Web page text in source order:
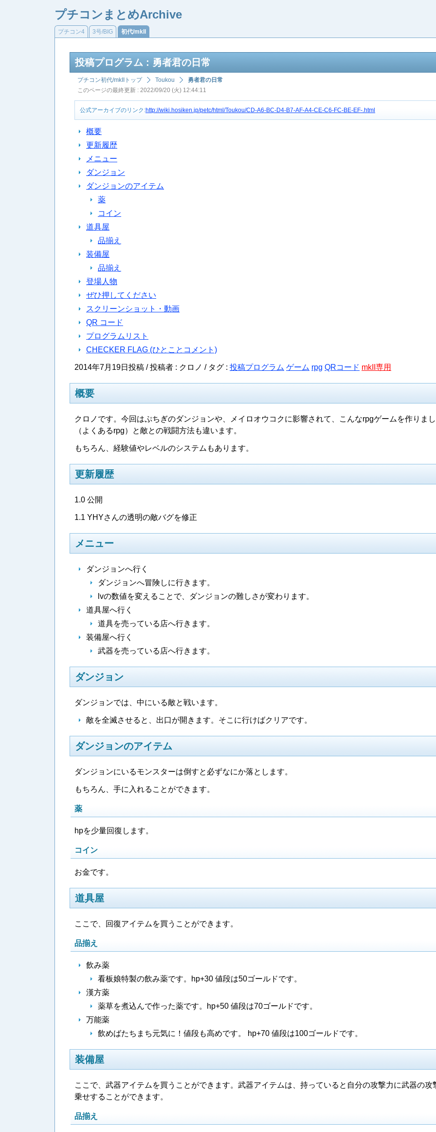
プチコンまとめArchive
プチコン4 3号/BIG 初代/mkII
投稿プログラム : 勇者君の日常
プチコン初代/mkIIトップ Toukou
勇者君の日常
このページの最終更新 : 2022/09/20 (火) 12:44:11
公式アーカイブのリンク:http://wiki.hosiken.jp/petc/html/Toukou/CD-A6-BC-D4-B7-AF-A4-CE-C6-FC-BE-EF-.html
概要
更新履歴
メニュー
ダンジョン
ダンジョンのアイテム
薬
コイン
道具屋
品揃え
装備屋
品揃え
登場人物
ぜひ押してください
スクリーンショット・動画
QR コード
プログラムリスト
CHECKER FLAG (ひとことコメント)
2014年7月19日投稿 / 投稿者 : クロノ / タグ : 投稿プログラム ゲーム rpg QRコード mkII専用
概要
クロノです。今回はぷちぎのダンジョンや、メイロオウコクに影響されて、こんなrpgゲームを作りま
（よくあるrpg）と敵との戦闘方法も違います。
もちろん、経験値やレベルのシステムもあります。
更新履歴
1.0 公開
1.1 YHYさんの透明の敵バグを修正
メニュー
ダンジョンへ行く
ダンジョンへ冒険しに行きます。
lvの数値を変えることで、ダンジョンの難しさが変わります。
道具屋へ行く
道具を売っている店へ行きます。
装備屋へ行く
武器を売っている店へ行きます。
ダンジョン
ダンジョンでは、中にいる敵と戦います。
敵を全滅させると、出口が開きます。そこに行けばクリアです。
ダンジョンのアイテム
ダンジョンにいるモンスターは倒すと必ずなにか落とします。
もちろん、手に入れることができます。
薬
hpを少量回復します。
コイン
お金です。
道具屋
ここで、回復アイテムを買うことができます。
品揃え
飲み薬
看板娘特製の飲み薬です。hp+30 値段は50ゴールドです。
漢方薬
薬草を煮込んで作った薬です。hp+50 値段は70ゴールドです。
万能薬
飲めばたちまち元気に！値段も高めです。 hp+70 値段は100ゴールドです。
装備屋
ここで、武器アイテムを買うことができます。武器アイテムは、持っていると自分の攻撃力に武器の攻
乗せすることができます。
品揃え